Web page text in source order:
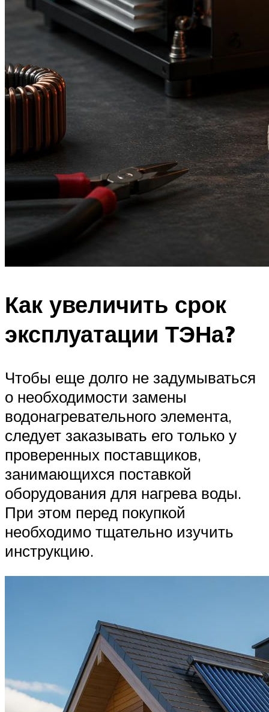
Как увеличить срок
эксплуатации ТЭНа?
Чтобы еще долго не задумываться
о необходимости замены
водонагревательного элемента,
следует заказывать его только у
проверенных поставщиков,
занимающихся поставкой
оборудования для нагрева воды.
При этом перед покупкой
необходимо тщательно изучить
инструкцию.